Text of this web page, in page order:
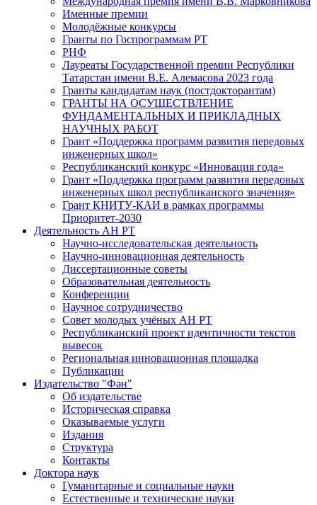
Именные премии
Молодёжные конкурсы
Гранты по Госпрограммам РТ
РНФ
Лауреаты Государственной премии Республики
Татарстан имени В.Е. Алемасова 2023 года
Гранты кандидатам наук (постдокторантам)
ГРАНТЫ НА ОСУЩЕСТВЛЕНИЕ
ФУНДАМЕНТАЛЬНЫХ И ПРИКЛАДНЫХ
НАУЧНЫХ РАБОТ
Грант «Поддержка программ развития передовых
инженерных школ»
Республиканский конкурс «Инновация года»
Грант «Поддержка программ развития передовых
инженерных школ республиканского значения»
Грант КНИТУ-КАИ в рамках программы
Приоритет-2030
Деятельность АН РТ
Научно-исследовательская деятельность
Научно-инновационная деятельность
Диссертационные советы
Образовательная деятельность
Конференции
Научное сотрудничество
Совет молодых учёных АН РТ
Республиканский проект идентичности текстов
вывесок
Региональная инновационная площадка
Публикации
Издательство "Фән"
Об издательстве
Историческая справка
Оказываемые услуги
Издания
Структура
Контакты
Доктора наук
Гуманитарные и социальные науки
Естественные и технические науки